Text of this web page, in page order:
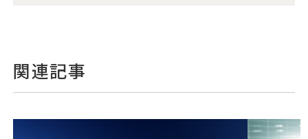
関連記事